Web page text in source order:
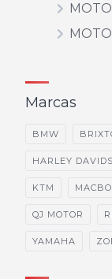
Marcas
BMW
HARLEY
KTM
QJ MOTOR
YAMAHA